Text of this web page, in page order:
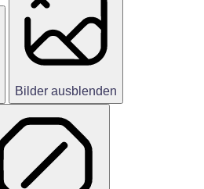
Bilder ausblenden